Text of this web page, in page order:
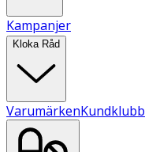
Kampanjer
Kloka Råd
VarumärkenKundklubb